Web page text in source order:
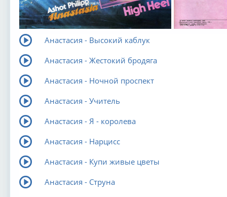
Анастасия - Высокий каблук
Анастасия - Жестокий бродяга
Анастасия - Ночной проспект
Анастасия - Учитель
Анастасия - Я - королева
Анастасия - Нарцисс
Анастасия - Купи живые цветы
Анастасия - Струна